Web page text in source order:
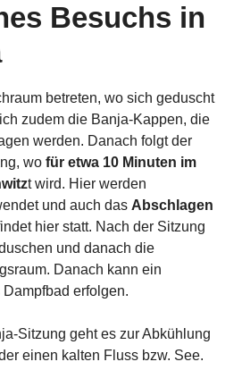
Besuchs in
betreten, wo sich geduscht
zudem die Banja-Kappen, die
werden. Danach folgt der
wo für etwa 10 Minuten im
t wird. Hier werden
und auch das Abschlagen
hier statt. Nach der Sitzung
und danach die
Danach kann ein
erfolgen.
Sitzung geht es zur Abkühlung
einen kalten Fluss bzw. See.